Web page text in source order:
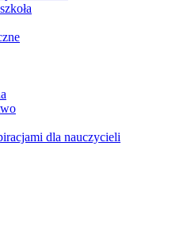
dla nauczycieli